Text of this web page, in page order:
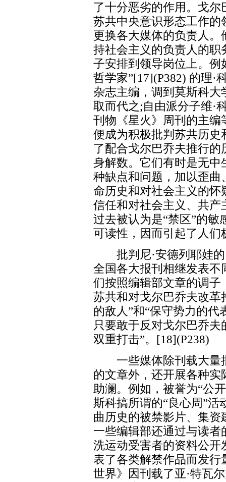
了十分恶劣的作用。戈
苏共中央意识形态工作
更换各大媒体的负责人
持社会主义的负责人的
子安排到领导岗位上。例
哲学家”[17](P382) 的理·
杂志主编，调到莫斯科
取而代之;自由派分子维·
刊物《星火》周刊的主
便成为积极批判苏共历
了配合戈尔巴乔夫推行
身解数。它们有时是无
种缺点和问题，加以歪
命历史和对社会主义的
信任和对社会主义、共
过去被认为是“禁区”的
可读性，因而引起了人们
批判尼·安德列耶娃的
全国各大报刊相继发表
们按照编辑部文章的调
苏共和对戈尔巴乔夫改革
的敌人”和“保守势力的代
只要敢于反对戈尔巴乔
双重打击”。[18](P238)
一些媒体除刊载大量
的文章外，还开展各种
助澜。例如，被誉为“公
斯科搞所谓的“良心周”
曲历史的被禁影片、集
一些编辑部还通过与读
洗运动受害者的资料公开
表了各类解禁作品而发
世界》因刊载了亚·特瓦